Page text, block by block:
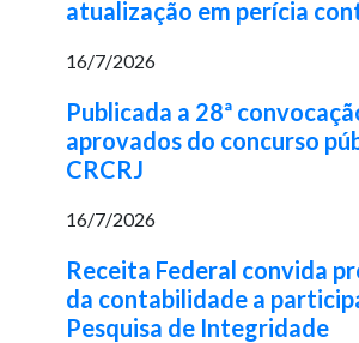
atualização em perícia
16/7/2026
Publicada a 28ª
aprovados do concurso
CRCRJ
16/7/2026
Receita Federal convida
da contabilidade a
Pesquisa de Integridade